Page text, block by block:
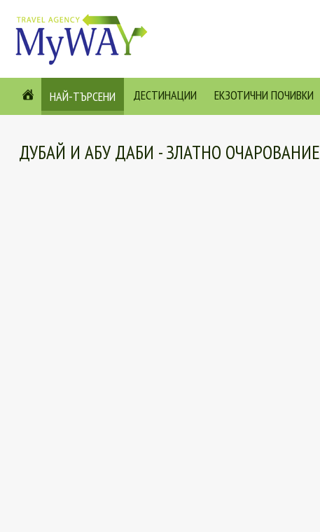
НАЙ-ТЪРСЕНИ ДЕСТИНАЦИИ ЕКЗОТИЧНИ ПОЧИВКИ
ДУБАЙ И АБУ ДАБИ - ЗЛАТНО ОЧАРОВАНИЕ